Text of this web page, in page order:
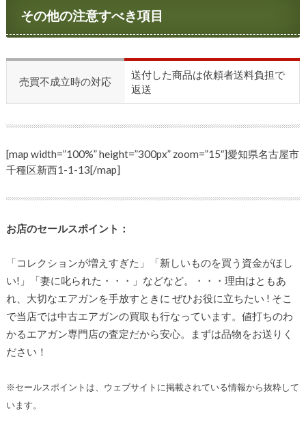
その他の注意すべき項目
売買不成立時の対応
送付した商品は依頼者送料負担で
返送
[map width=”100%” height=”300px” zoom=”15″]愛知県名古屋市
千種区新西1-1-13[/map]
お店のセールスポイント：
「コレクションが増えすぎた」「新しいものを買う資金がほし
い!」「妻に叱られた・・・」などなど。・・・理由はともあ
れ、大切なエアガンを手放すときに ぜひお役に立ちたい ! そこ
で当店では中古エアガンの買取も行なっています。値打ちのわ
かるエアガン専門店の査定だから安心。まずは品物をお送りく
ださい！
※セールスポイントは、ウェブサイトに掲載されている情報から抜粋して
います。